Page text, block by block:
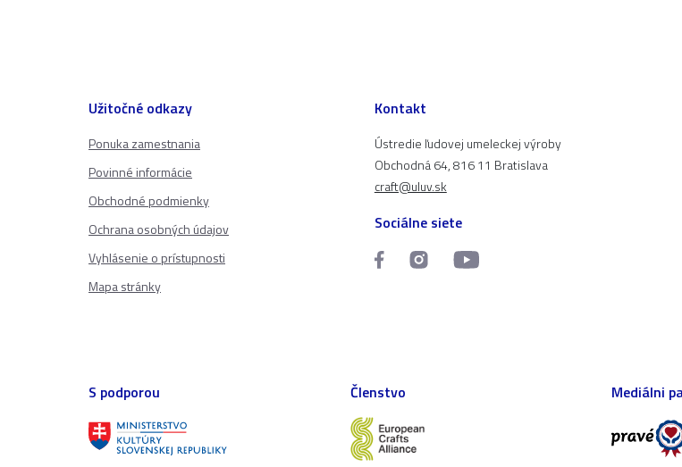
Užitočné odkazy
Ponuka zamestnania
Povinné informácie
Obchodné podmienky
Ochrana osobných údajov
Vyhlásenie o prístupnosti
Mapa stránky
Kontakt
Ústredie ľudovej umeleckej výroby
Obchodná 64, 816 11 Bratislava
craft@uluv.sk
Sociálne siete
S podporou Členstvo Mediálni